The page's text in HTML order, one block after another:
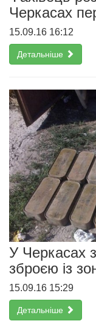
Черкасах
15.09.16 16:12
Детальніше
У Черкасах
зброєю із
15.09.16 15:29
Детальніше